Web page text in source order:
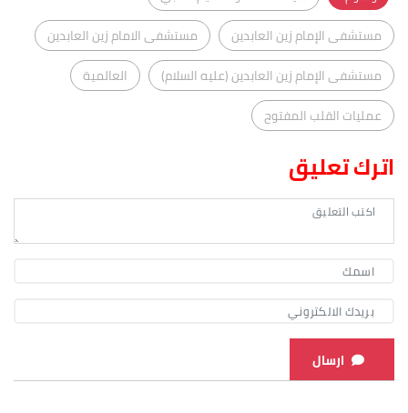
مستشفى الإمام زين العابدين
مستشفى الامام زين العابدين
مستشفى الإمام زين العابدين (عليه السلام)
العالمية
عمليات القلب المفتوح
اترك تعليق
ارسال